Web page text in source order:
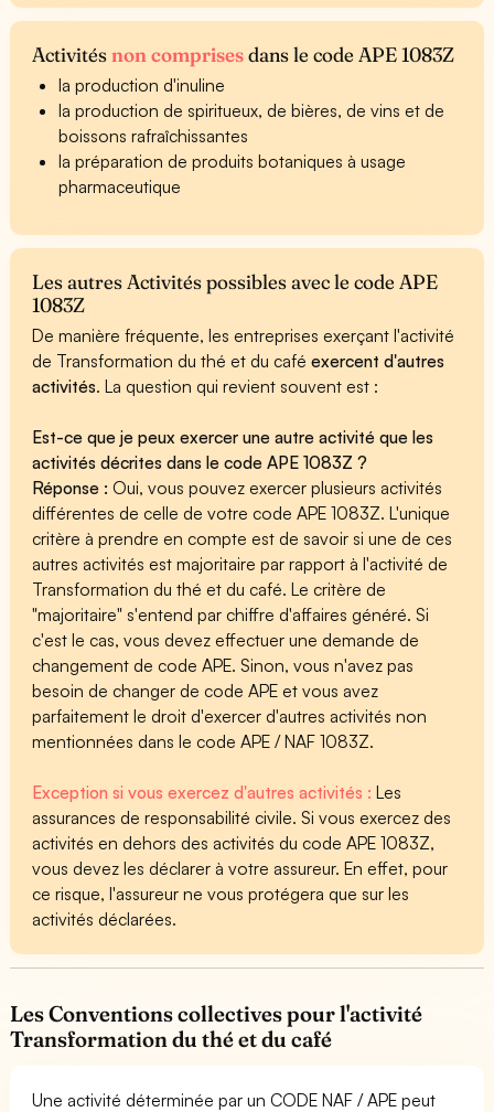
Activitésnon comprisesdans le code APE 1083Z
la production d'inuline
la production de spiritueux, de bières, de vins et de
boissons rafraîchissantes
la préparation de produits botaniques à usage
pharmaceutique
Les autres Activités possibles avec le code APE
1083Z
De manière fréquente, les entreprises exerçant l'activité
de Transformation du thé et du caféexercent d'autres
activités. La question qui revient souvent est :
Est-ce que je peux exercer une autre activité que les
activités décrites dans le code APE 1083Z ?
Réponse :Oui, vous pouvez exercer plusieurs activités
différentes de celle de votre code APE 1083Z. L'unique
critère à prendre en compte est de savoir si une de ces
autres activités est majoritaire par rapport à l'activité de
Transformation du thé et du café. Le critère de
"majoritaire" s'entend par chiffre d'affaires généré. Si
c'est le cas, vous devez effectuer une demande de
changement de code APE. Sinon, vous n'avez pas
besoin de changer de code APE et vous avez
parfaitement le droit d'exercer d'autres activités non
mentionnées dans le code APE / NAF 1083Z.
Exception si vous exercez d'autres activités :Les
assurances de responsabilité civile. Si vous exercez des
activités en dehors des activités du code APE 1083Z,
vous devez les déclarer à votre assureur. En effet, pour
ce risque, l'assureur ne vous protégera que sur les
activités déclarées.
Les Conventions collectives pour l'activité
Transformation du thé et du café
Une activité déterminée par un CODE NAF / APE peut